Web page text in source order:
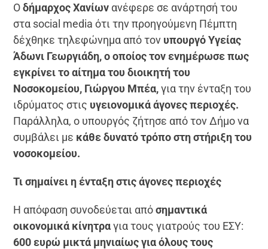
Οδήμαρχος Χανίων ανέφερε σε ανάρτησή του
στα social media ότι την προηγούμενη Πέμπτη
δέχθηκε τηλεφώνημα από τον υπουργό Υγείας
Άδωνι Γεωργιάδη, ο οποίος τον ενημέρωσε πως
εγκρίνει το αίτημα του διοικητή του
Νοσοκομείου, Γιώργου Μπέα,για την ένταξη του
ιδρύματος στις υγειονομικά άγονες περιοχές.
Παράλληλα, ο υπουργός ζήτησε από τον Δήμο να
συμβάλει με κάθε δυνατό τρόπο στη στήριξη του
νοσοκομείου.
Τι σημαίνει η ένταξη στις άγονες περιοχές
Η απόφαση συνοδεύεται απόσημαντικά
οικονομικά κίνητραγια τους γιατρούς του ΕΣΥ:
600 ευρώ μικτά μηνιαίως για όλους τους